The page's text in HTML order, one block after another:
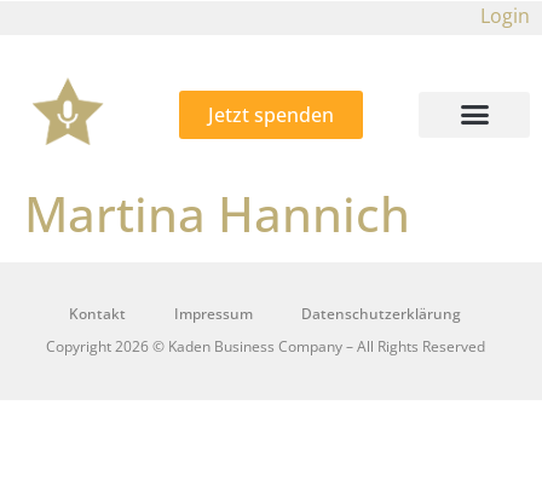
Login
Jetzt spenden
Martina Hannich
Kontakt Impressum
Datenschutzerklärung
Copyright 2026 © Kaden Business Company – All Rights Reserved